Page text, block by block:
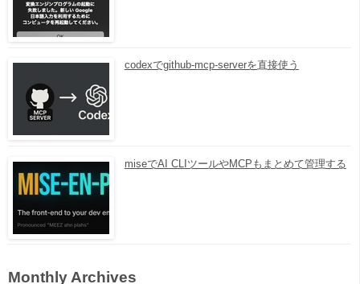
codexでgithub-mcp-serverを直接使う
miseでAI CLIツールやMCPもまとめて管理する
Monthly Archives